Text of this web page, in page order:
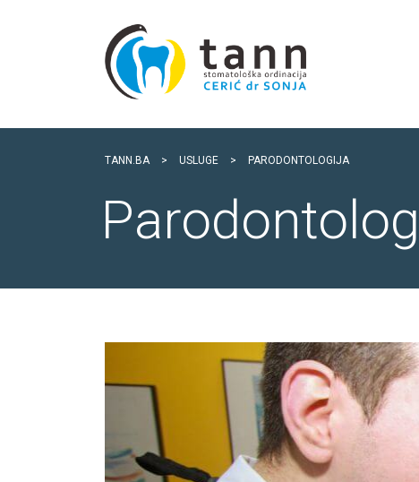
TANN.BA > USLUGE > PARODONTOLOGIJA